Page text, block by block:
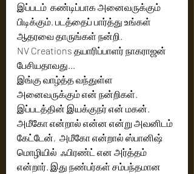
இப்படம்  கண்டிப்பாக அனைவருக்கும்
பிடிக்கும். படத்தைப் பார்த்து உங்கள்
ஆதரவை தாருங்கள் நன்றி.
NV Creations தயாரிப்பாளர் நாகராஜன்
பேசியதாவது...
இங்கு வாழ்த்த வந்துள்ள
அனைவருக்கும் என் நன்றிகள்.
இப்படத்தின் இயக்குநர் என் மகன்.
அமீகோ என்றால் என்ன என்று அவனிடம்
கேட்டேன்,  அமீகோ என்றால் ஸ்பானிஷ்
மொழியில்  ஃபிரண்ட் என அர்த்தம்
என்றார். இது நண்பர்கள் சம்பந்தமான